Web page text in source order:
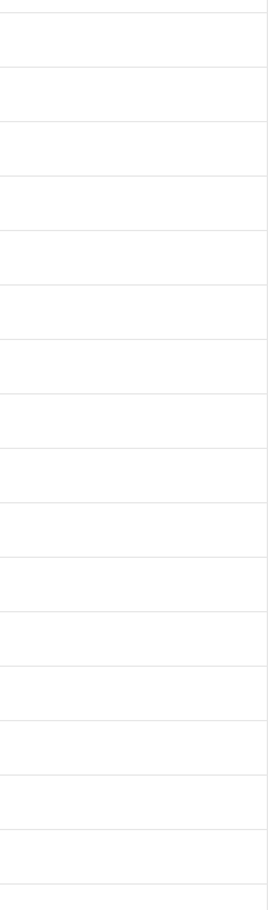
人情報問い合わせ係
置し、個人情報保護管理者の
セス・利用・提供・管理いたし
プディレクター 前田 嘉也
利用目的は次のとおりです。
の配送のため
履歴等の情報を分析して、趣
教育など応対品質向上のため